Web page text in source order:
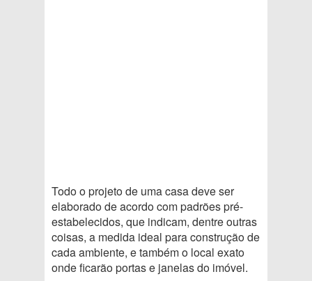
Todo o projeto de uma casa deve ser
elaborado de acordo com padrões pré-
estabelecidos, que indicam, dentre outras
coisas, a medida ideal para construção de
cada ambiente, e também o local exato
onde ficarão portas e janelas do imóvel.